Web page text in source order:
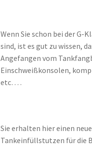
Wenn Sie schon bei der
sind, ist es gut zu wissen,
Angefangen vom
Einschweißkonsolen,
etc… .
Sie erhalten hier einen
Tankeinfüllstutzen für die